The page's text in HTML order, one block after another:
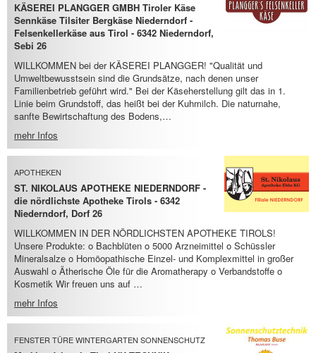
KÄSEREI PLANGGER GMBH Tiroler Käse
Sennkäse Tilsiter Bergkäse Niederndorf -
Felsenkellerkäse aus Tirol - 6342 Niederndorf,
Sebi 26
WILLKOMMEN bei der KÄSEREI PLANGGER! "Qualität und
Umweltbewusstsein sind die Grundsätze, nach denen unser
Familienbetrieb geführt wird." Bei der Käseherstellung gilt das in 1.
Linie beim Grundstoff, das heißt bei der Kuhmilch. Die naturnahe,
sanfte Bewirtschaftung des Bodens,…
mehr Infos
APOTHEKEN
ST. NIKOLAUS APOTHEKE NIEDERNDORF -
die nördlichste Apotheke Tirols - 6342
Niederndorf, Dorf 26
WILLKOMMEN IN DER NÖRDLICHSTEN APOTHEKE TIROLS!
Unsere Produkte: o Bachblüten o 5000 Arzneimittel o Schüssler
Mineralsalze o Homöopathische Einzel- und Komplexmittel in großer
Auswahl o Ätherische Öle für die Aromatherapy o Verbandstoffe o
Kosmetik Wir freuen uns auf …
mehr Infos
FENSTER TÜRE WINTERGARTEN SONNENSCHUTZ